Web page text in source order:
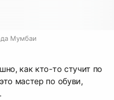
Мумбаи
как кто-то стучит по
мастер по обуви,